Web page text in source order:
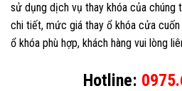
sử dụng dịch vụ thay khóa của
chi tiết, mức giá thay ổ khóa cửa
ổ khóa phù hợp, khách hàng vui lòng
Hotline: